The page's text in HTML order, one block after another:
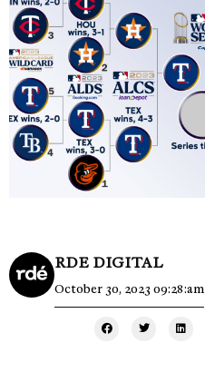
RDE DIGITAL
October 30, 2023 09:28:am